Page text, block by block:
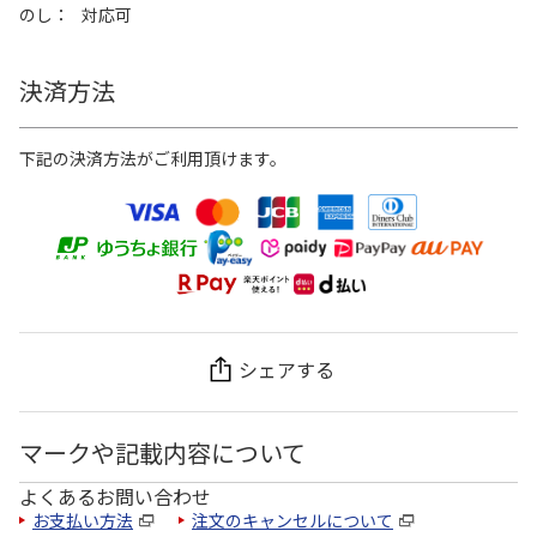
のし
対応可
決済方法
下記の決済方法がご利用頂けます。
シェアする
マークや記載内容について
よくあるお問い合わせ
お支払い方法 注文のキャンセルについて